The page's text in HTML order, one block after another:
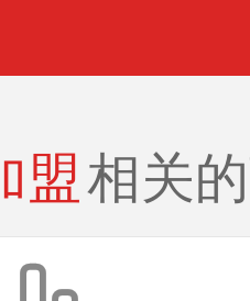
盟相关